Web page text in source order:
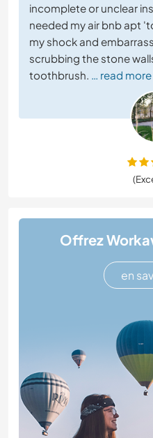
incomplete or unclear
needed my air bnb apt
my shock and
scrubbing the stone
toothbrush.
… read more
Offrez
en